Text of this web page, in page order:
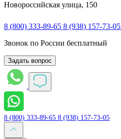
Новороссийская улица, 150
8 (800) 333-89-65 8 (938) 157-73-05
Звонок по России бесплатный
Задать вопрос
8 (800) 333-89-65 8 (938) 157-73-05